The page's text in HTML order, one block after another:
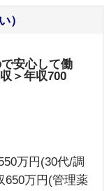
）
安心して働
＞年収700
万円(30代/調
650万円(管理薬